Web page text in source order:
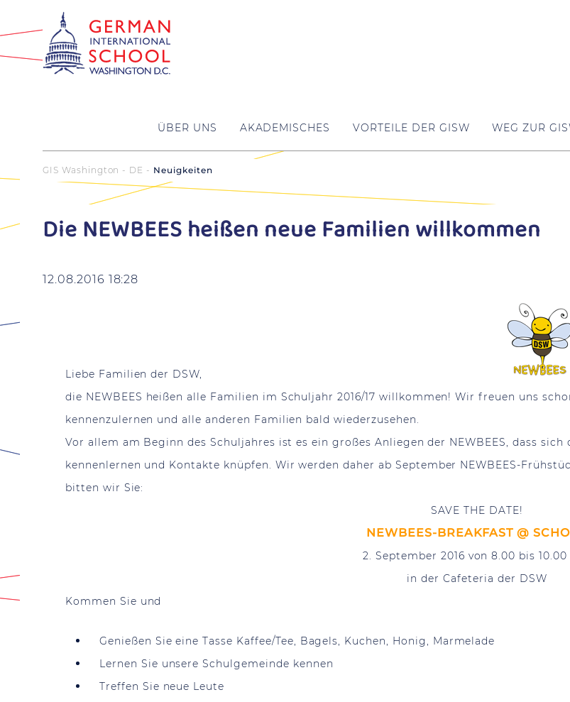
ÜBER UNS AKADEMISCHES VORTEILE DER GISW WEG ZUR
GIS Washington - DE Neuigkeiten
Die NEWBEES heißen neue Familien willkommen
12.08.2016 18:28
Liebe Familien der DSW,
die NEWBEES heißen alle Familien im Schuljahr 2016/17 willkommen! Wir freuen uns
kennenzulernen und alle anderen Familien bald wiederzusehen.
Vor allem am Beginn des Schuljahres ist es ein großes Anliegen der NEWBEES, dass sich
kennenlernen und Kontakte knüpfen. Wir werden daher ab September NEWBEES-
bitten wir Sie:
SAVE THE DATE!
NEWBEES-BREAKFAST @
2. September 2016 von 8.00 bis 10.00
in der Cafeteria der DSW
Kommen Sie und
Genießen Sie eine Tasse Kaffee/Tee, Bagels, Kuchen, Honig, Marmelade
Lernen Sie unsere Schulgemeinde kennen
Treffen Sie neue Leute